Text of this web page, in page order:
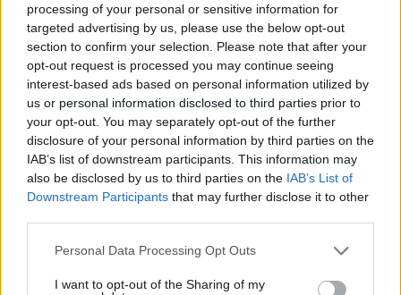
processing of your personal or sensitive information for
targeted advertising by us, please use the below opt-out
section to confirm your selection. Please note that after your
opt-out request is processed you may continue seeing
interest-based ads based on personal information utilized by
us or personal information disclosed to third parties prior to
your opt-out. You may separately opt-out of the further
disclosure of your personal information by third parties on the
IAB’s list of downstream participants. This information may
also be disclosed by us to third parties on the IAB’s List of
Downstream Participants that may further disclose it to other
Please note that this website/app uses one or more Google
not limited to your visit or usage behaviour. You may click to
Personal Data Processing Opt Outs
I want to opt-out of the Sharing of my
Οι δραστηριότητες που μας βοηθούν να γεράσουμε
καλά
Γεράματα με καλή ψυχική και σωματική υγεία μπορεί
να εξασφαλίσει η ενασχόληση με δραστηριότητες
που προάγουν το αίσθημα της συμμετοχής ως
ενεργό μέλος στην κοινωνία
12.06.2022, 18:16